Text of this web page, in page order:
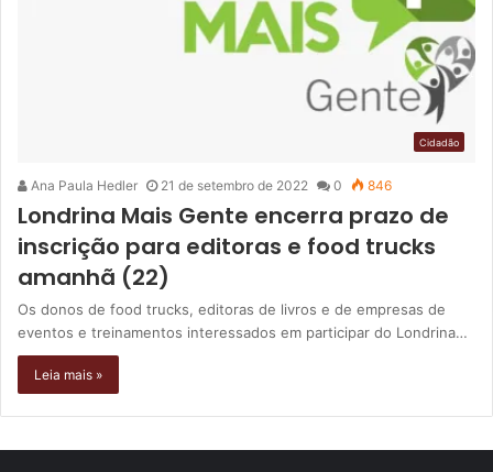
Cidadão
Ana Paula Hedler 21 de setembro de 2022 0 846
Londrina Mais Gente encerra prazo de
inscrição para editoras e food trucks
amanhã (22)
Os donos de food trucks, editoras de livros e de empresas de
eventos e treinamentos interessados em participar do Londrina…
Leia mais »